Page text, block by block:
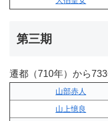
第三期
遷都（710年）から
山部赤人
山上憶良